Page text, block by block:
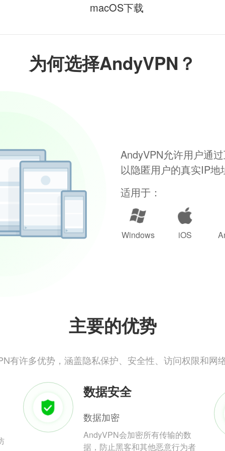
为何选择AndyVPN？
AndyVPN允许用户通
以隐匿用户的真实IP
适用于：
Windows iOS
主要的优势
有许多优势，涵盖隐私保护、安全性、访问权限和网
数据安全
数据加密
AndyVPN会加密所有传输的数
据，防止黑客和其他恶意行为者
macOS下载